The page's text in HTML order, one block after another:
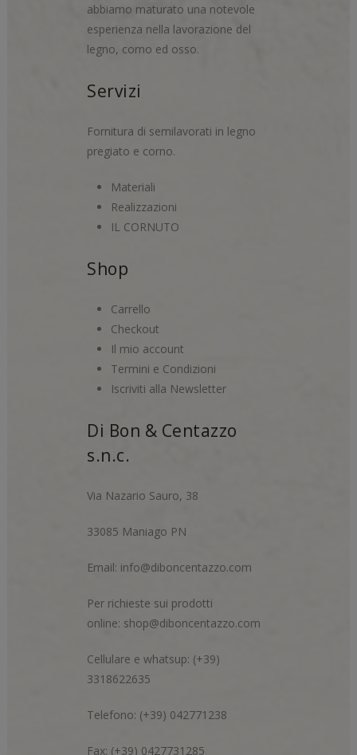
abbiamo maturato una notevole
esperienza nella lavorazione del
legno, corno ed osso.
Servizi
Fornitura di semilavorati in legno
pregiato e corno.
Materiali
Realizzazioni
IL CORNUTO
Shop
Carrello
Checkout
Il mio account
Termini e Condizioni
Iscriviti alla Newsletter
Di Bon & Centazzo
s.n.c.
Via Nazario Sauro, 38
33085 Maniago PN
Email: info@diboncentazzo.com
Per richieste sui prodotti
online: shop@diboncentazzo.com
Cellulare e whatsup: (+39)
3318622635
Telefono: (+39) 042771238
Fax: (+39) 0427731285